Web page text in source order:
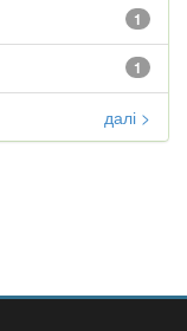
1
1
далі >